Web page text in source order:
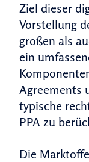
Ziel dieser
Vorstellung
großen als
ein
Agreements
typische
PPA zu
Die